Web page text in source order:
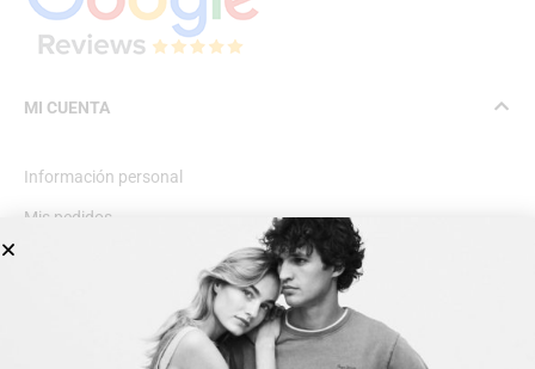
MI CUENTA
Información personal
Mis pedidos
INFORMACIÓN GENERAL